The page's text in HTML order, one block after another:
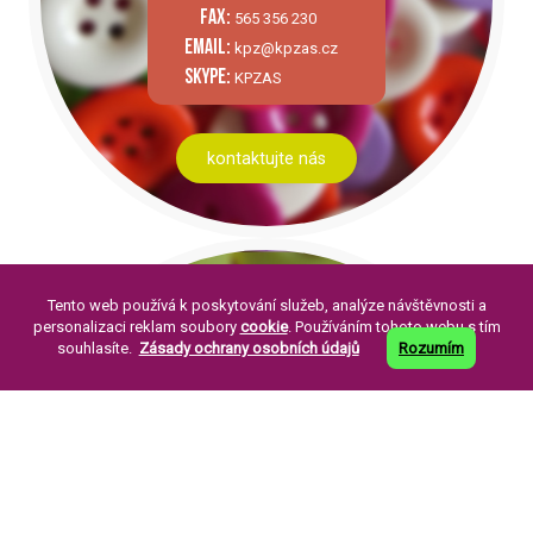
fax: 565 356 230
email: kpz@kpzas.cz
skype: KPZAS
kontaktujte nás
Tento web používá k poskytování služeb, analýze návštěvnosti a
personalizaci reklam soubory cookie. Používáním tohoto webu s tím
souhlasíte. Zásady ochrany osobních údajů Rozumím